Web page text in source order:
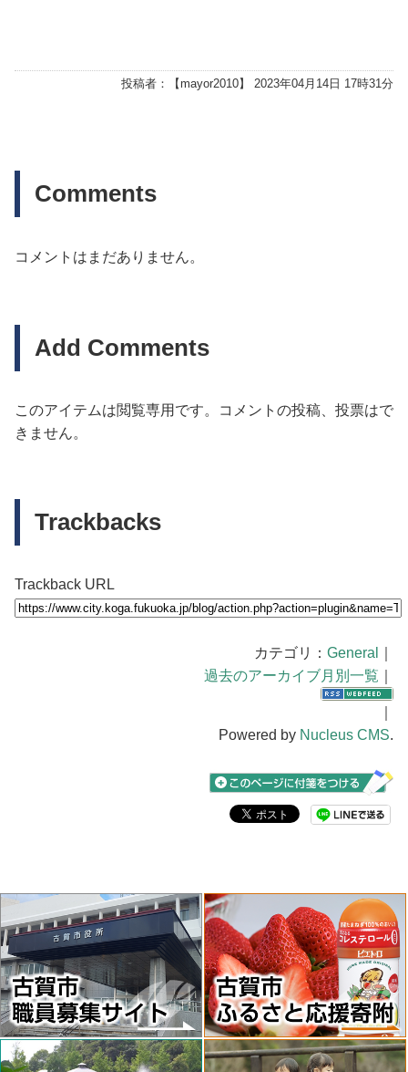
投稿者：【mayor2010】 2023年04月14日 17時31分
Comments
コメントはまだありません。
Add Comments
このアイテムは閲覧専用です。コメントの投稿、投票はで
きません。
Trackbacks
Trackback URL
カテゴリ： General
過去のアーカイブ月別一覧
Powered by Nucleus CMS.